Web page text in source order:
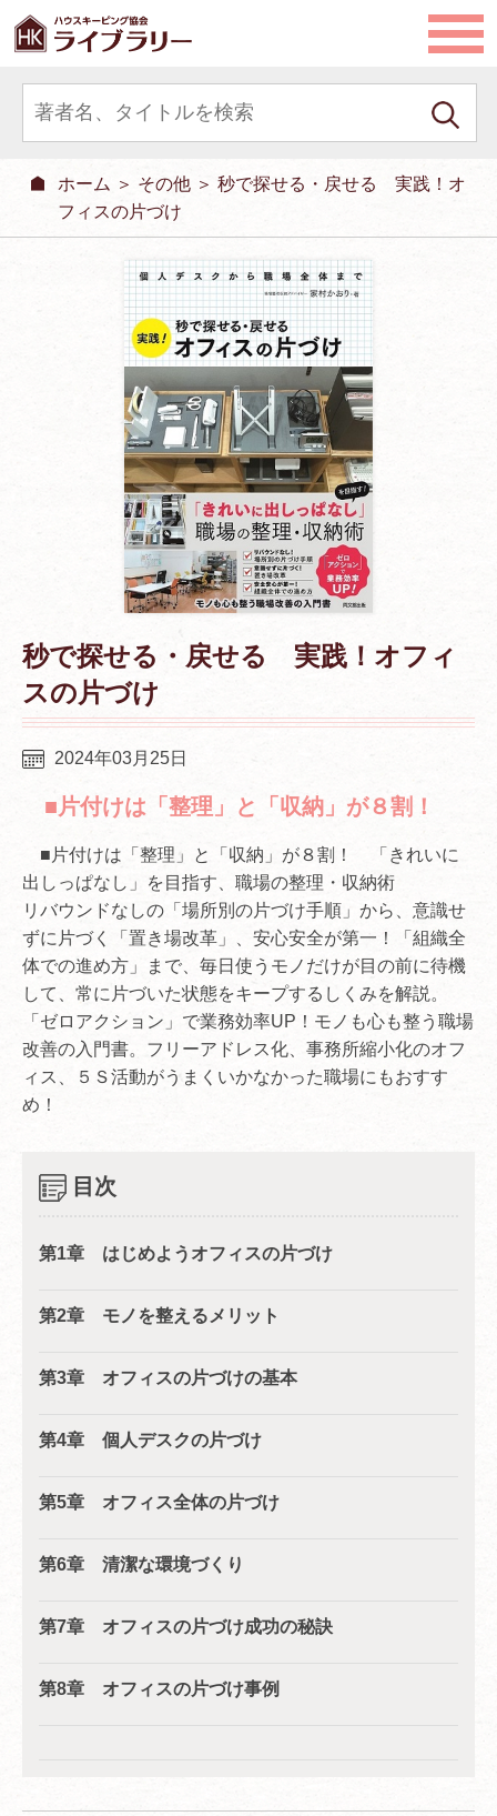
ホーム ＞ その他 ＞ 秒で探せる・戻せる 実践！オ
フィスの片づけ
秒で探せる・戻せる 実践！オフィ
スの片づけ
2024年03月25日
■片付けは「整理」と「収納」が８割！
■片付けは「整理」と「収納」が８割！ 「きれいに
出しっぱなし」を目指す、職場の整理・収納術
リバウンドなしの「場所別の片づけ手順」から、意識せ
ずに片づく「置き場改革」、安心安全が第一！「組織全
体での進め方」まで、毎日使うモノだけが目の前に待機
して、常に片づいた状態をキープするしくみを解説。
「ゼロアクション」で業務効率UP！モノも心も整う職場
改善の入門書。フリーアドレス化、事務所縮小化のオフ
ィス、５Ｓ活動がうまくいかなかった職場にもおすす
め！
目次
第1章 はじめようオフィスの片づけ
第2章 モノを整えるメリット
第3章 オフィスの片づけの基本
第4章 個人デスクの片づけ
第5章 オフィス全体の片づけ
第6章 清潔な環境づくり
第7章 オフィスの片づけ成功の秘訣
第8章 オフィスの片づけ事例